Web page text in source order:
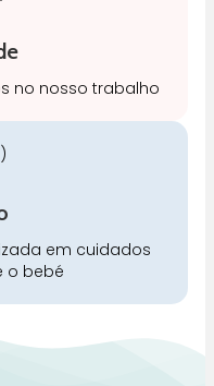
no nosso trabalho
em cuidados
o bebé